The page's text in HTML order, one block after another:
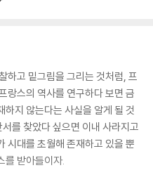
하고 밑그림을 그리는 것처럼, 프
랑스의 역사를 연구하다 보면 금
지 않는다는 사실을 알게 될 것
를 찾았다 싶으면 이내 사라지고
시대를 초월해 존재하고 있을 뿐
를 받아들이자.